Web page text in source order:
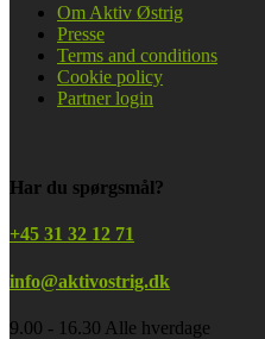
Om Aktiv Østrig
Presse
Terms and conditions
Cookie policy
Partner login
Har du spørgsmål?
+45 31 32 12 71
info@aktivostrig.dk
9.00 - 16.30 Alle hverdage